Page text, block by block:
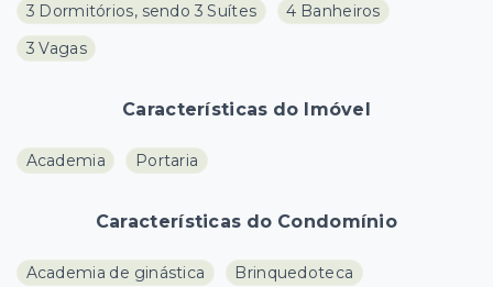
3 Dormitórios, sendo 3 Suítes
4 Banheiros
3 Vagas
Características do Imóvel
Academia Portaria
Características do Condomínio
Academia de ginástica
Brinquedoteca